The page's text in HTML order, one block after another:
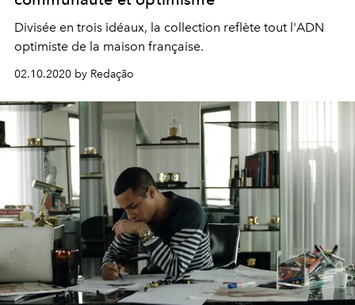
Divisée en trois idéaux, la collection reflète tout l'ADN
optimiste de la maison française.
02.10.2020 by Redação